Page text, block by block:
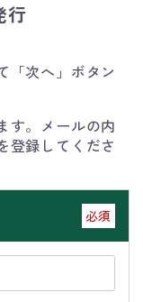
行
「次へ」ボタン
す。メールの内
登録してくださ
必須